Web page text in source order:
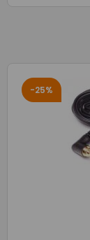
-25%